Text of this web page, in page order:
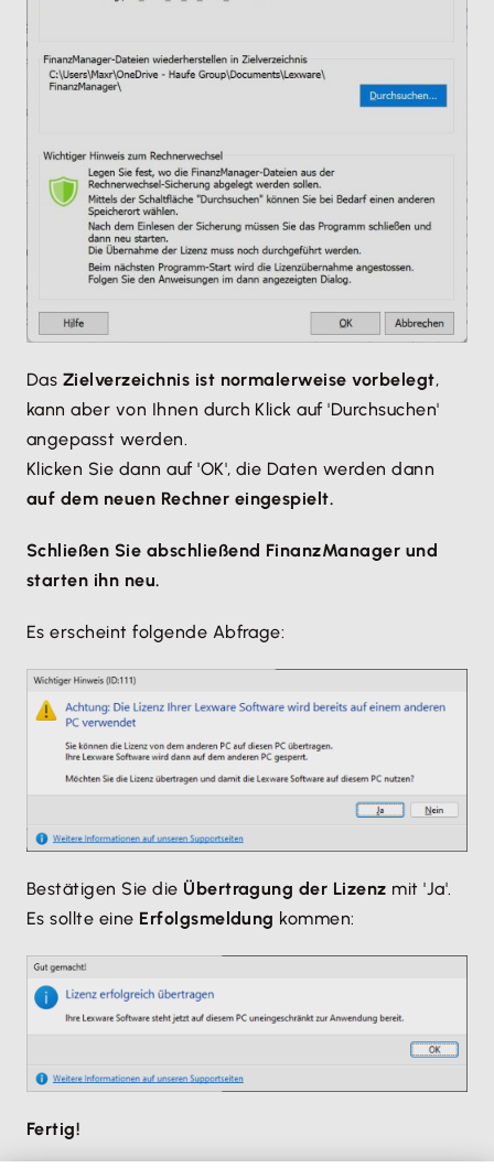
Das Zielverzeichnis ist normalerweise vorbelegt,
kann aber von Ihnen durch Klick auf 'Durchsuchen'
angepasst werden.
Klicken Sie dann auf 'OK', die Daten werden dann
auf dem neuen Rechner eingespielt.
Schließen Sie abschließend FinanzManager und
starten ihn neu.
Es erscheint folgende Abfrage:
Bestätigen Sie die Übertragung der Lizenz mit 'Ja'.
Es sollte eine Erfolgsmeldung kommen:
Fertig!